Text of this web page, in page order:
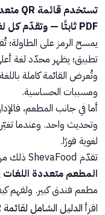
PDF ثابتًا — وتقدّم كل لغة من رابط واحد.
يمسح الرمز على الطاولة؛
تطبيق؛ يظهر محدّد لغة
وتُعرض القائمة كاملة
ومسببات الحساسية.
أما في جانب المطعم،
وتحديث واحد. وعندما
لغوية فورًا.
تقدّم ShevaFood ذلك من خطتها المجانية — ما يجعل
المطعم متعددة اللغات
مطعم فندق كبير. ولفهم
اقرأ الدليل الشامل لقائمة QR للمطاعم